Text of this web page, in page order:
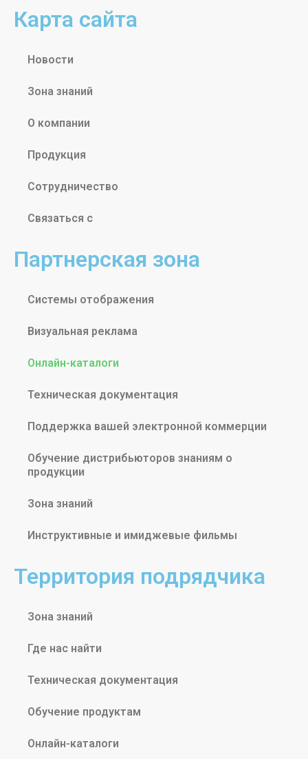
Карта сайта
Новости
Зона знаний
О компании
Продукция
Сотрудничество
Связаться с
Партнерская зона
Системы отображения
Визуальная реклама
Онлайн-каталоги
Техническая документация
Поддержка вашей электронной коммерции
Обучение дистрибьюторов знаниям о
продукции
Зона знаний
Инструктивные и имиджевые фильмы
Территория подрядчика
Зона знаний
Где нас найти
Техническая документация
Обучение продуктам
Онлайн-каталоги